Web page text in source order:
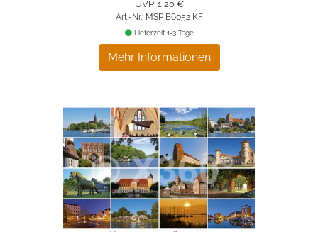
UVP: 1,20 €
Art.-Nr.: MSP B6052 KF
Mehr Informationen
Lieferzeit 1-3 Tage